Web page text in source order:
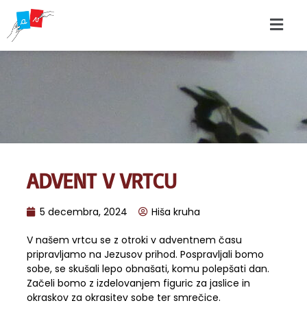
ADVENT V VRTCU
5 decembra, 2024 Hiša kruha
V našem vrtcu se z otroki v adventnem času
pripravljamo na Jezusov prihod. Pospravljali bomo
sobe, se skušali lepo obnašati, komu polepšati dan.
Začeli bomo z izdelovanjem figuric za jaslice in
okraskov za okrasitev sobe ter smrečice.